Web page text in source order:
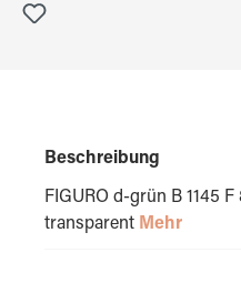
Beschreibung
FIGURO d-grün B 1145
transparent Mehr